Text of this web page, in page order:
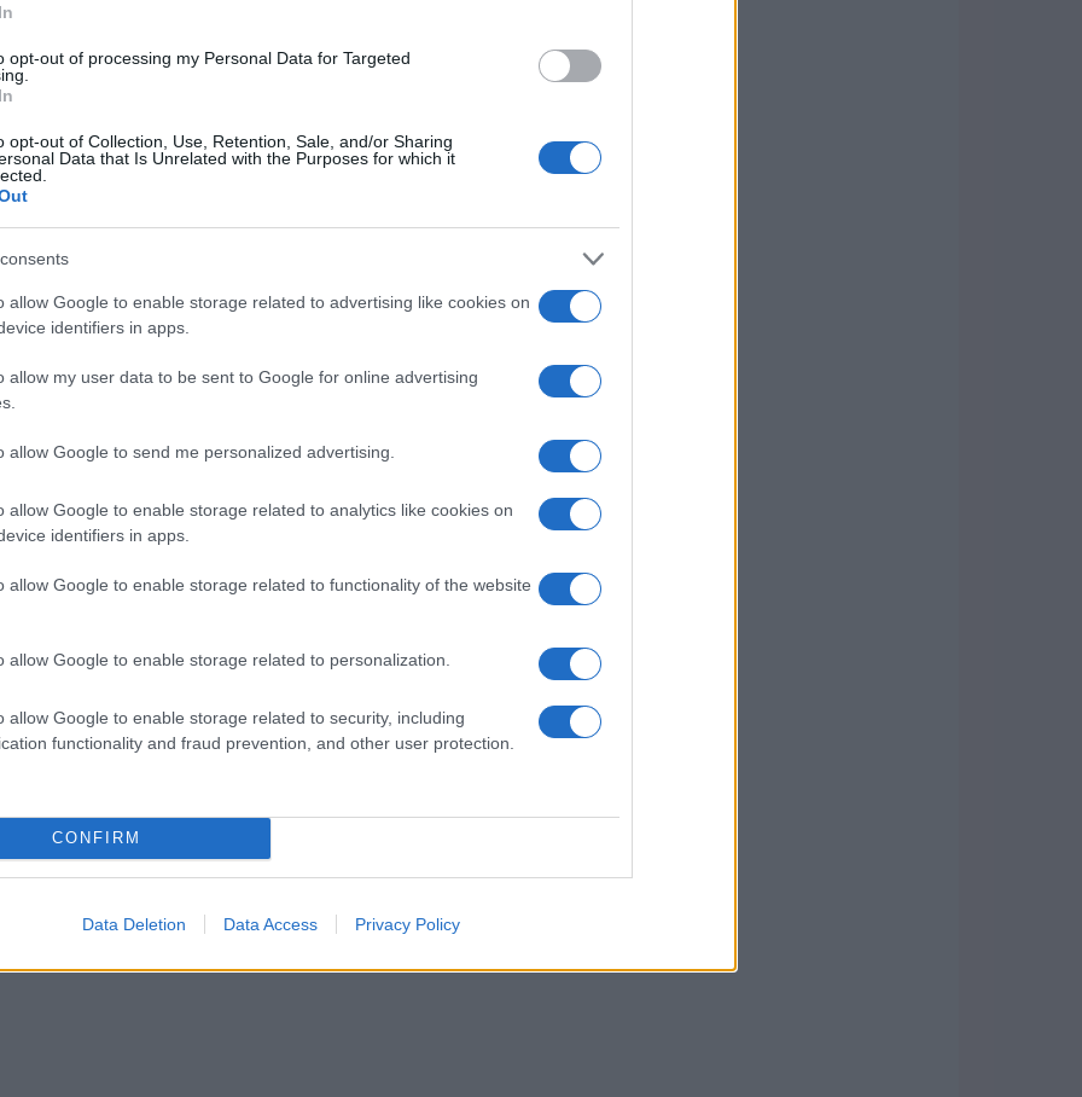
opt-out of processing my Personal Data for Targeted
opt-out of Collection, Use, Retention, Sale, and/or Sharing
Data that Is Unrelated with the Purposes for which it
allow Google to enable storage related to advertising like cookies on
identifiers in apps.
allow my user data to be sent to Google for online advertising
allow Google to send me personalized advertising.
allow Google to enable storage related to analytics like cookies on
identifiers in apps.
allow Google to enable storage related to functionality of the website
allow Google to enable storage related to personalization.
allow Google to enable storage related to security, including
functionality and fraud prevention, and other user protection.
CONFIRM
Data Deletion Data Access Privacy Policy
cuore della K-Beauty<\/h2>
della bellezza meticolosa e attenta.
sottolinea che questa passione ha creato
le aziende a innovare
e una domanda sempre crescente
nel settore della skincare. Qui, la bellezza è
dove la cura della pelle diventa un
mai tanti italiani stiano abbracciando
che spesso si concentrano su soluzioni
skincare coreana si basa su risultati
rispettano la pelle sono la norma. Ad
e rinforzare la barriera cutanea,
gentile è particolarmente apprezzato da
a cambiare la tua routine?<\/p>